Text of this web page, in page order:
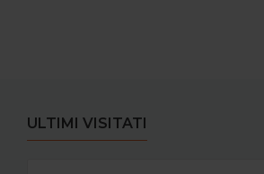
ULTIMI VISITATI